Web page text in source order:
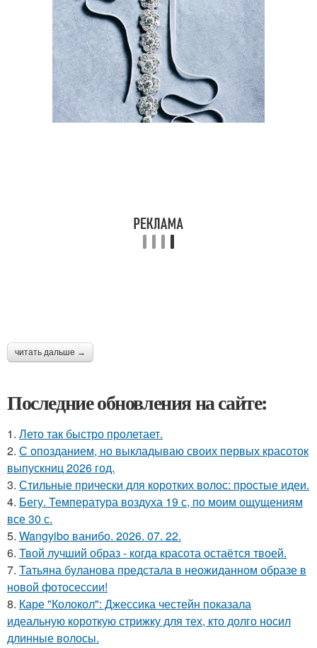
читать дальше →
Последние обновления на сайте:
1. Лето так быстро пролетает.
2. С опозданием, но выкладываю своих первых красоток
выпускниц 2026 год.
3. Стильные прически для коротких волос: простые идеи.
4. Бегу. Температура воздуха 19 с, по моим ощущениям
все 30 с.
5. Wangyibo ванибо. 2026. 07. 22.
6. Твой лучший образ - когда красота остаётся твоей.
7. Татьяна буланова предстала в неожиданном образе в
новой фотосессии!
8. Каре "Колокол": Джессика честейн показала
идеальную короткую стрижку для тех, кто долго носил
длинные волосы.